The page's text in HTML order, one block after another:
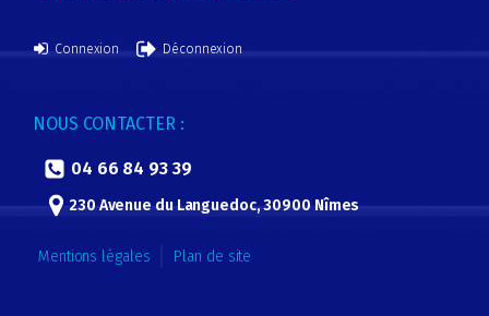
Connexion Déconnexion
NOUS CONTACTER :
04 66 84 93 39
230 Avenue du Languedoc, 30900 Nîmes
Mentions légales Plan de site